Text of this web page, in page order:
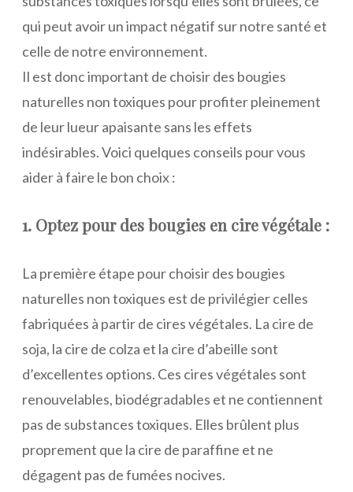
qui peut avoir un impact négatif sur notre santé et
celle de notre environnement.
Il est donc important de choisir des bougies
naturelles non toxiques pour profiter pleinement
de leur lueur apaisante sans les effets
indésirables. Voici quelques conseils pour vous
aider à faire le bon choix :
1. Optez pour des bougies en cire végétale :
La première étape pour choisir des bougies
naturelles non toxiques est de privilégier celles
fabriquées à partir de cires végétales. La cire de
soja, la cire de colza et la cire d’abeille sont
d’excellentes options. Ces cires végétales sont
renouvelables, biodégradables et ne contiennent
pas de substances toxiques. Elles brûlent plus
proprement que la cire de paraffine et ne
dégagent pas de fumées nocives.